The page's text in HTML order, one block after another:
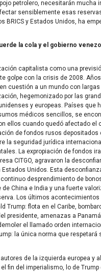
petrolero, necesitarán mucha
sensiblemente esas
BRICS y Estados Unidos, ha
la cola y el gobierno
capitalista como una
golpe con la crisis de 2008.
cuestión a un mundo con
hegemonizado por las
y europeas. Países que
médicos sencillos, se
ellos cuando quedó afectado el
de fondos rusos depositados
la seguridad jurídica
La expropiación de fondos
CITGO, agravaron la
Estados Unidos. Esta
desprendimiento de
China e India y una fuerte
Los últimos acontecimientos
Trump: flota en el Caribe,
presidente, amenazas a
el llamado orden
la única norma que respetará
de la izquierda europea y
fin del imperialismo, lo de Trump